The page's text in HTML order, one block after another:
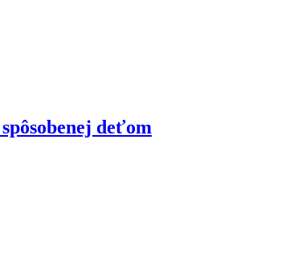
deťom